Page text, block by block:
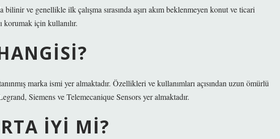
ve genellikle ilk çalışma sırasında aşırı akım beklenmeyen konut ve ticari
korumak için kullanılır.
marka ismi yer almaktadır. Özellikleri ve kullanımları açısından uzun ömürlü
Siemens ve Telemecanique Sensors yer almaktadır.
IYI MI?